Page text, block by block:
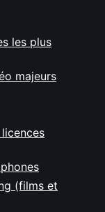
les plus
majeurs
(films et